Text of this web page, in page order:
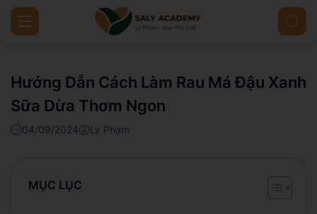
Hướng Dẫn Cách Làm Rau Má Đậu Xanh
Sữa Dừa Thơm Ngon
04/09/2024 Ly Phạm
MỤC LỤC